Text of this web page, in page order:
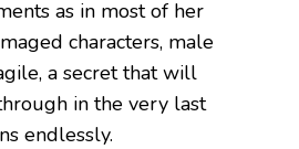
as in most of her
characters, male
a secret that will
in the very last
endlessly.